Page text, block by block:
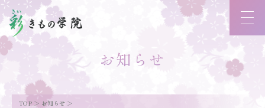
お知らせ
TOP
お知らせ